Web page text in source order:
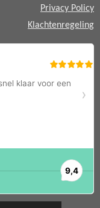
Privacy Policy
Klachtenregeling